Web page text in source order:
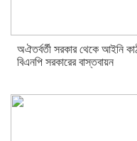
অঐতর্বর্তী সরকার থেকে আইনি
বিএনপি সরকারের বাস্তবায়ন